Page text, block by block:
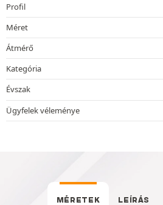
Profil
Méret
Átmérő
Kategória
Évszak
Ügyfelek véleménye
MÉRETEK LEÍRÁS